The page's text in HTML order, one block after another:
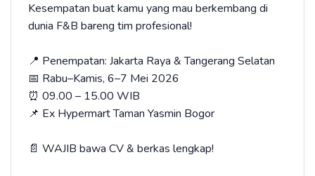
Kesempatan buat kamu yang mau berkembang di
dunia F&B bareng tim profesional!
📍 Penempatan: Jakarta Raya & Tangerang Selatan
📅 Rabu–Kamis, 6–7 Mei 2026
⏰ 09.00 – 15.00 WIB
📌 Ex Hypermart Taman Yasmin Bogor
📄 WAJIB bawa CV & berkas lengkap!